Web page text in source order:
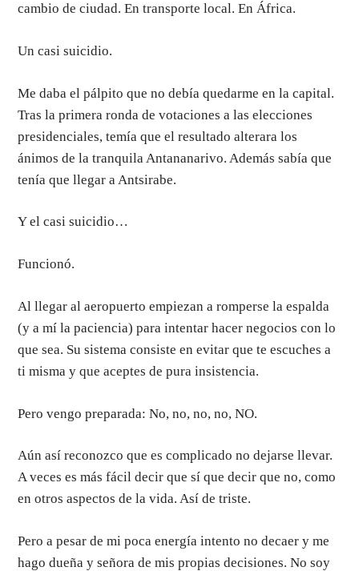
cambio de ciudad. En transporte local. En África.
Un casi suicidio.
Me daba el pálpito que no debía quedarme en la capital.
Tras la primera ronda de votaciones a las elecciones
presidenciales, temía que el resultado alterara los
ánimos de la tranquila Antananarivo. Además sabía que
tenía que llegar a Antsirabe.
Y el casi suicidio…
Funcionó.
Al llegar al aeropuerto empiezan a romperse la espalda
(y a mí la paciencia) para intentar hacer negocios con lo
que sea. Su sistema consiste en evitar que te escuches a
ti misma y que aceptes de pura insistencia.
Pero vengo preparada: No, no, no, no, NO.
Aún así reconozco que es complicado no dejarse llevar.
A veces es más fácil decir que sí que decir que no, como
en otros aspectos de la vida. Así de triste.
Pero a pesar de mi poca energía intento no decaer y me
hago dueña y señora de mis propias decisiones. No soy